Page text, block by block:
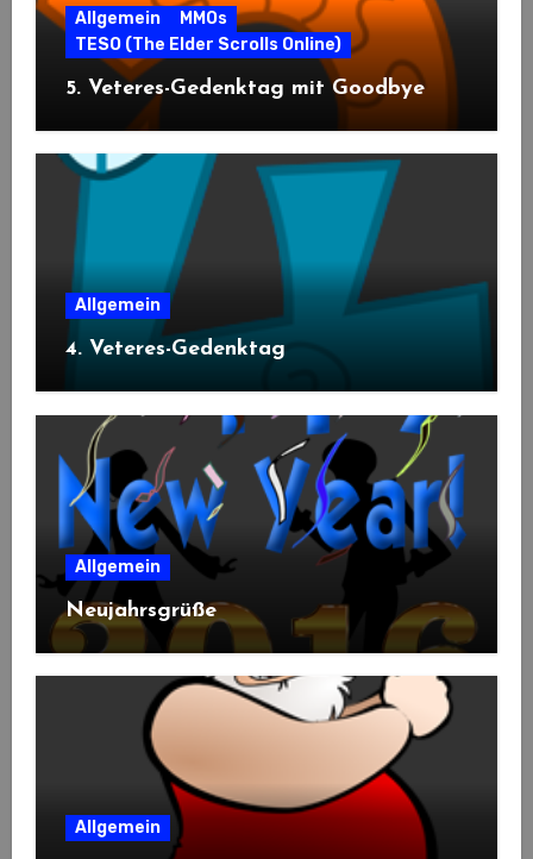
Allgemein
MMOs
TESO (The Elder Scrolls Online)
5. Veteres-Gedenktag mit Goodbye
Allgemein
4. Veteres-Gedenktag
Allgemein
Neujahrsgrüße
Allgemein